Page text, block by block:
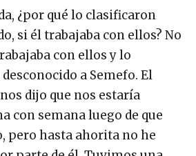
¿por qué lo clasificaron
si él trabajaba con ellos? No
con ellos y lo
a Semefo. El
dijo que nos estaría
con semana luego de que
pero hasta ahorita no he